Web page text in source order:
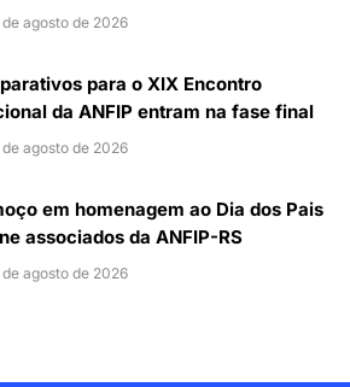
de agosto de 2026
para o XIX Encontro
da ANFIP entram na fase final
de agosto de 2026
em homenagem ao Dia dos Pais
associados da ANFIP-RS
de agosto de 2026